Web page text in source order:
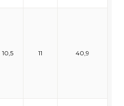
10,5 11 40,9